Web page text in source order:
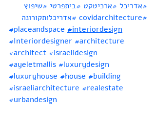
#אדריכל #ארכיטקט #ביתפרטי #שיפוץ
#covidarchitecture
#אדריכלותקורונה
#placeandspace #interiordesign
#Interiordesigner #architecture
#architect #israelidesign
#ayeletmallis #luxurydesign
#luxuryhouse #house #building
#israeliarchitecture #realestate
#urbandesign